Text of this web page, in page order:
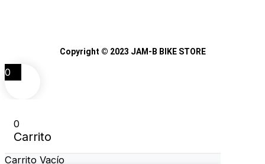
Copyright © 2023 JAM-B BIKE STORE
0
0
Carrito
Carrito Vacío